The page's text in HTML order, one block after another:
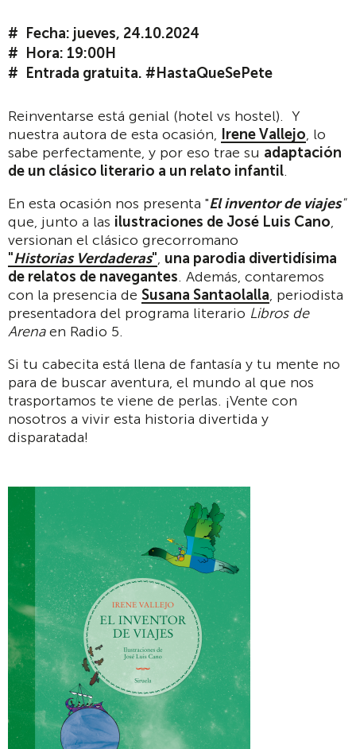
Fecha: jueves, 24.10.2024
Hora: 19:00H
Entrada gratuita. #HastaQueSePete
Reinventarse está genial (hotel vs hostel). Y
nuestra autora de esta ocasión, Irene Vallejo, lo
sabe perfectamente, y por eso trae su adaptación
de un clásico literario a un relato infantil.
En esta ocasión nos presenta "El inventor de viajes"
que, junto a las ilustraciones de José Luis Cano,
versionan el clásico grecorromano
"Historias Verdaderas", una parodia divertidísima
de relatos de navegantes. Además, contaremos
con la presencia de Susana Santaolalla, periodista
presentadora del programa literario Libros de
Arenaen Radio 5.
Si tu cabecita está llena de fantasía y tu mente no
para de buscar aventura, el mundo al que nos
trasportamos te viene de perlas. ¡Vente con
nosotros a vivir esta historia divertida y
disparatada!